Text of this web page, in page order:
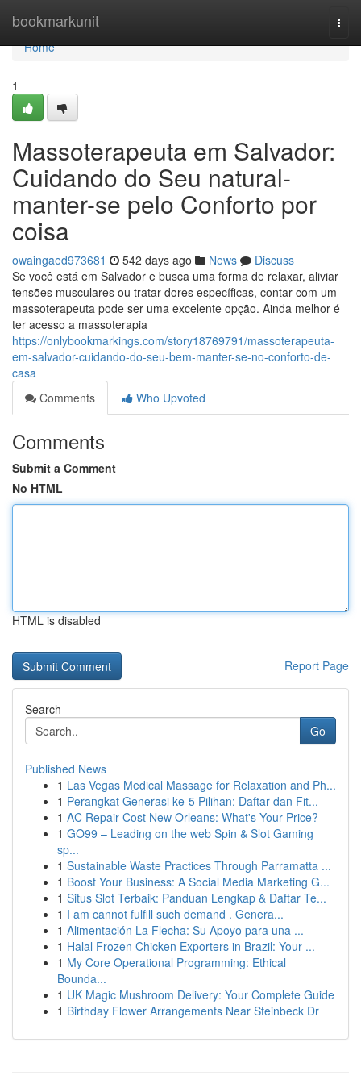
bookmarkunit
Home
Home
1
Massoterapeuta em Salvador:
Cuidando do Seu natural-
manter-se pelo Conforto por
coisa
owaingaed973681 542 days ago News
Discuss
Se você está em Salvador e busca uma forma de relaxar, aliviar
tensões musculares ou tratar dores específicas, contar com um
massoterapeuta pode ser uma excelente opção. Ainda melhor é
ter acesso a massoterapia
https://onlybookmarkings.com/story18769791/massoterapeuta-
em-salvador-cuidando-do-seu-bem-manter-se-no-conforto-de-
casa
Comments
Who Upvoted
Comments
Submit a Comment
No HTML
HTML is disabled
Report Page
Search
Go
Published News
1 Las Vegas Medical Massage for Relaxation and Ph...
1 Perangkat Generasi ke-5 Pilihan: Daftar dan Fit...
1 AC Repair Cost New Orleans: What's Your Price?
1 GO99 – Leading on the web Spin & Slot Gaming
sp...
1 Sustainable Waste Practices Through Parramatta ...
1 Boost Your Business: A Social Media Marketing G...
1 Situs Slot Terbaik: Panduan Lengkap & Daftar Te...
1 I am cannot fulfill such demand . Genera...
1 Alimentación La Flecha: Su Apoyo para una ...
1 Halal Frozen Chicken Exporters in Brazil: Your ...
1 My Core Operational Programming: Ethical
Bounda...
1 UK Magic Mushroom Delivery: Your Complete Guide
1 Birthday Flower Arrangements Near Steinbeck Dr